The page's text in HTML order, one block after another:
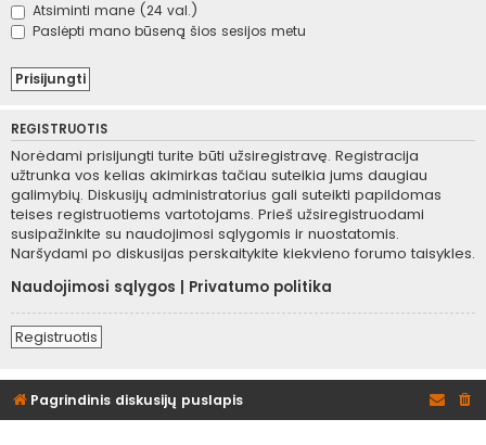
Atsiminti mane (24 val.)
Paslėpti mano būseną šios sesijos metu
REGISTRUOTIS
Norėdami prisijungti turite būti užsiregistravę. Registracija
užtrunka vos kelias akimirkas tačiau suteikia jums daugiau
galimybių. Diskusijų administratorius gali suteikti papildomas
teises registruotiems vartotojams. Prieš užsiregistruodami
susipažinkite su naudojimosi sąlygomis ir nuostatomis.
Naršydami po diskusijas perskaitykite kiekvieno forumo taisykles.
Naudojimosi sąlygos
Privatumo politika
Registruotis
Pagrindinis diskusijų puslapis